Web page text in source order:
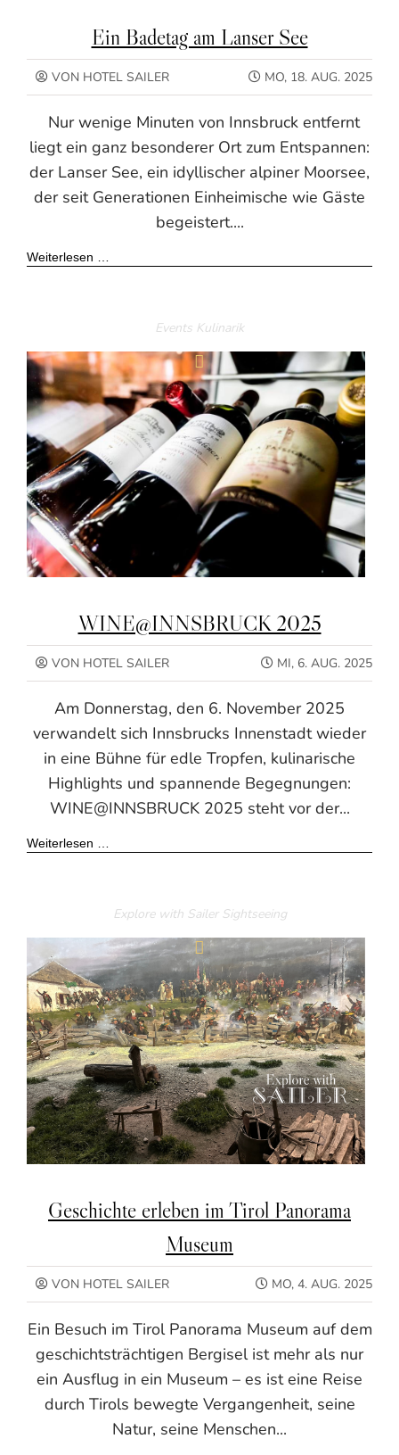
Ein Badetag am Lanser See
MO, 18. AUG. 2025
VON HOTEL SAILER
Nur wenige Minuten von Innsbruck entfernt
liegt ein ganz besonderer Ort zum Entspannen:
der Lanser See, ein idyllischer alpiner Moorsee,
der seit Generationen Einheimische wie Gäste
begeistert....
Weiterlesen …
Events Kulinarik
WINE@INNSBRUCK 2025
MI, 6. AUG. 2025
VON HOTEL SAILER
Am Donnerstag, den 6. November 2025
verwandelt sich Innsbrucks Innenstadt wieder
in eine Bühne für edle Tropfen, kulinarische
Highlights und spannende Begegnungen:
WINE@INNSBRUCK 2025 steht vor der...
Weiterlesen …
Explore with Sailer Sightseeing
Geschichte erleben im Tirol Panorama
Museum
MO, 4. AUG. 2025
VON HOTEL SAILER
Ein Besuch im Tirol Panorama Museum auf dem
geschichtsträchtigen Bergisel ist mehr als nur
ein Ausflug in ein Museum – es ist eine Reise
durch Tirols bewegte Vergangenheit, seine
Natur, seine Menschen...